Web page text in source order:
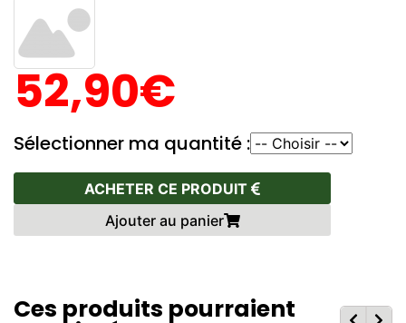
52,90€
Sélectionner ma quantité :
ACHETER CE PRODUIT
Ajouter au panier
Ces produits pourraient